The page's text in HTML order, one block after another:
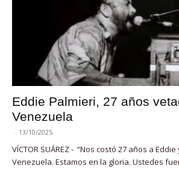
Eddie Palmieri, 27 años
Venezuela
- 13/10/2025
VÍCTOR SUÁREZ - “Nos costó 27 años a
Venezuela. Estamos en la gloria. Ustedes